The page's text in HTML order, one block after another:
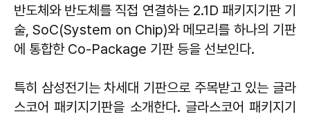
반도체와 반도체를 직접 연결하는 2.1D 패키지기판 기
술, SoC(System on Chip)와 메모리를 하나의 기판
에 통합한 Co-Package 기판 등을 선보인다.
특히 삼성전기는 차세대 기판으로 주목받고 있는 글라
스코어 패키지기판을 소개한다. 글라스코어 패키지기